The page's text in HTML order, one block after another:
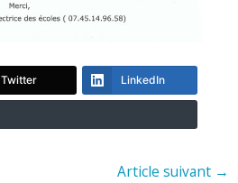
Twitter LinkedIn
Article suivant →